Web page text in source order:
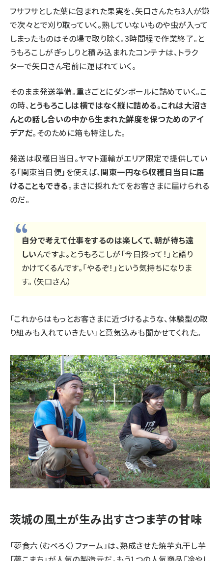
フサフサとした葉に包まれた果実を、矢口さんたち3人が鎌
で次々とで刈り取っていく。熟していないものや虫が入って
しまったものはその場で取り除く。3時間程で作業終了。と
うもろこしがぎっしりと積み込まれたコンテナは、トラク
ターで矢口さん宅前に運ばれていく。
そのまま発送準備。重さごとにダンボールに詰めていく。こ
の時、とうもろこしは横ではなく縦に詰める。これは大沼さ
んとの話し合いの中から生まれた鮮度を保つためのアイ
デアだ。そのために箱も特注した。
発送は収穫日当日。ヤマト運輸がエリア限定で提供してい
る「関東当日便」を使えば、関東一円なら収穫日当日に届
けることもできる。まさに採れたてをお客さまに届けられる
のだ。
自分で考えて仕事をするのは楽しくて、朝が待ち遠
しいんですよ。とうもろこしが「今日採って！」と語り
かけてくるんです。「やるぞ！」という気持ちになりま
す。（矢口さん）
「これからはもっとお客さまに近づけるような、体験型の取
り組みも入れていきたい」と意気込みも聞かせてくれた。
茨城の風土が生み出すさつま芋の甘味
「夢食六（むべろく）ファーム」は、熟成させた焼芋丸干し芋